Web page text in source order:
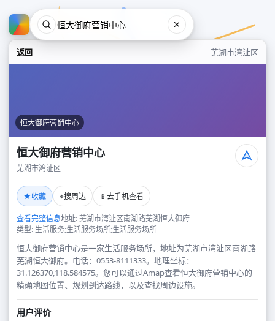
返回 芜湖市湾沚区
恒大御府营销中心
恒大御府营销中心
芜湖市湾沚区
★收藏 ⌖搜周边 📱 去手机查看
查看完整信息地址: 芜湖市湾沚区南湖路芜湖恒大御府
类型: 生活服务;生活服务场所;生活服务场所
恒大御府营销中心是一家生活服务场所，地址为芜湖市湾沚区南湖路
芜湖恒大御府。电话：0553-8111333。地理坐标：
31.126370,118.584575。您可以通过Amap查看恒大御府营销中心的
精确地图位置、规划到达路线，以及查找周边设施。
用户评价